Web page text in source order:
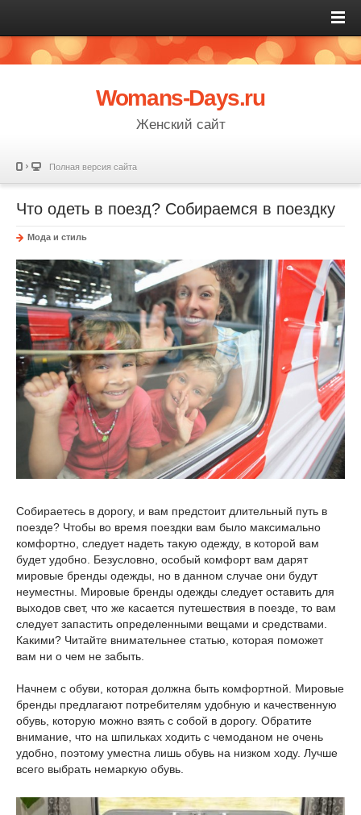
Womans-Days.ru
Женский сайт
Полная версия сайта
Что одеть в поезд? Собираемся в поездку
Мода и стиль
Собираетесь в дорогу, и вам предстоит длительный путь в
поезде? Чтобы во время поездки вам было максимально
комфортно, следует надеть такую одежду, в которой вам
будет удобно. Безусловно, особый комфорт вам дарят
мировые бренды одежды, но в данном случае они будут
неуместны. Мировые бренды одежды следует оставить для
выходов свет, что же касается путешествия в поезде, то вам
следует запастить определенными вещами и средствами.
Какими? Читайте внимательнее статью, которая поможет
вам ни о чем не забыть.
Начнем с обуви, которая должна быть комфортной. Мировые
бренды предлагают потребителям удобную и качественную
обувь, которую можно взять с собой в дорогу. Обратите
внимание, что на шпильках ходить с чемоданом не очень
удобно, поэтому уместна лишь обувь на низком ходу. Лучше
всего выбрать немаркую обувь.